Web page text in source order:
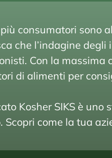
consumatori sono
che l’indagine
Con la massima
di alimenti per
Kosher SIKS è
Scopri come la tua